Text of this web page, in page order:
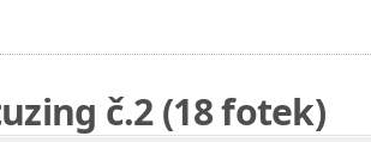
č.2 (18 fotek)